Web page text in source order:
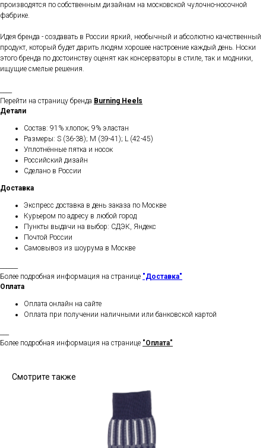
производятся по собственным дизайнам на московской чулочно-носочной
фабрике.
Идея бренда - создавать в России яркий, необычный и абсолютно качественный
продукт, который будет дарить людям хорошее настроение каждый день. Носки
этого бренда по достоинству оценят как консерваторы в стиле, так и модники,
ищущие смелые решения.
Перейти на страницу бренда Burning Heels
Детали
Состав: 91% хлопок; 9% эластан
Размеры: S (36-38); M (39-41); L (42-45)
Уплотнённые пятка и носок
Российский дизайн
Сделано в России
Доставка
Экспресс доставка в день заказа по Москве
Курьером по адресу в любой город
Пункты выдачи на выбор: СДЭК, Яндекс
Почтой России
Самовывоз из шоурума в Москве
Более подробная информация на странице "Доставка"
Оплата
Оплата онлайн на сайте
Оплата при получении наличными или банковской картой
Более подробная информация на странице "Оплата"
Смотрите также